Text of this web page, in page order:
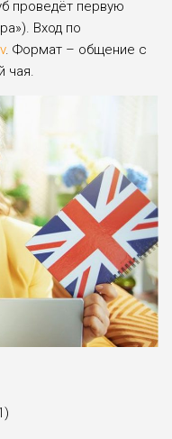
проведёт первую
Вход по
. Формат – общение с
чая.